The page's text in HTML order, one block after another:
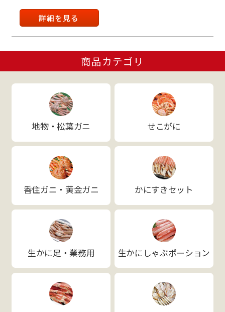
詳細を見る
商品カテゴリ
地物・松葉ガニ せこがに
香住ガニ・黄金ガニ かにすきセット
生かに足・業務用 生かにしゃぶポーション